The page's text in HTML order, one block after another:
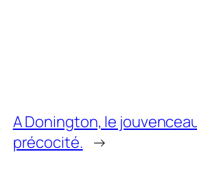
A Donington, le
précocité. →